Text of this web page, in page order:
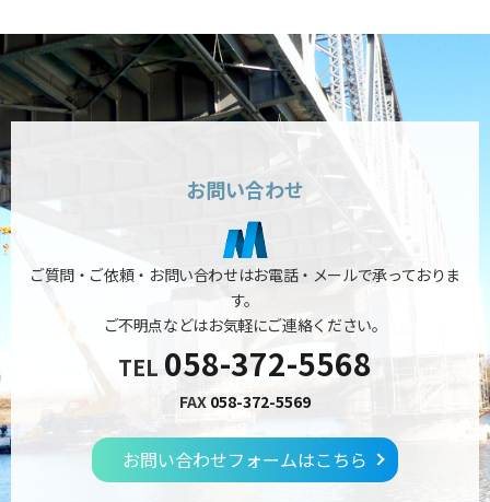
お問い合わせ
ご質問・ご依頼・お問い合わせはお電話・メールで承っておりま
す。
ご不明点などはお気軽にご連絡ください。
TEL 058-372-5568
FAX 058-372-5569
お問い合わせフォームはこちら